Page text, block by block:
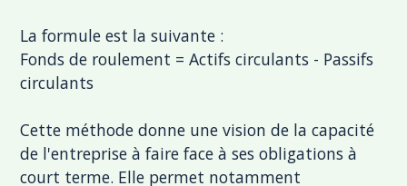
La formule est la suivante :
Fonds de roulement = Actifs circulants - Passifs
circulants
Cette méthode donne une vision de la capacité
de l'entreprise à faire face à ses obligations à
court terme. Elle permet notamment